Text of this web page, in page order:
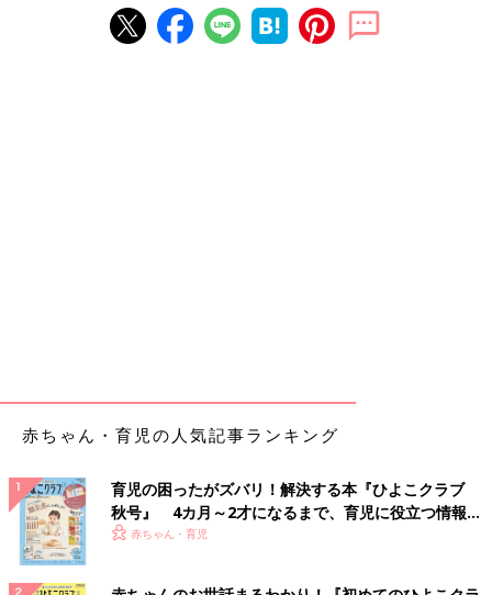
赤ちゃん・育児の人気記事ランキング
育児の困ったがズバリ！解決する本『ひよこクラブ
秋号』 4カ月～2才になるまで、育児に役立つ情報が
いっぱい！
赤ちゃん・育児